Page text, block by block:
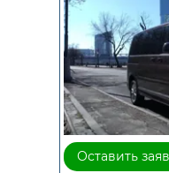
Оставить